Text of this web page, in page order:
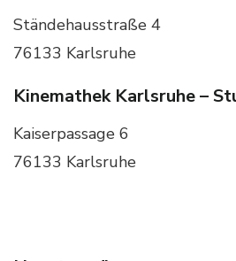
Ständehausstraße 4
76133 Karlsruhe
Kinemathek Karlsruhe –
Kaiserpassage 6
76133 Karlsruhe